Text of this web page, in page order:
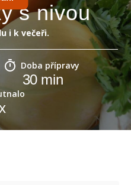
s nivou
i k večeři.
Doba přípravy
30min